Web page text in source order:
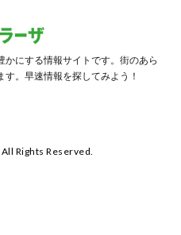
かにする情報サイトです。街のあら
。早速情報を探してみよう！
Rights Reserved.